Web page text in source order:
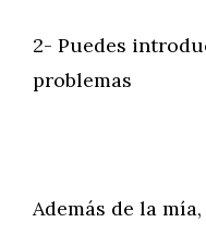
2- Puedes
problemas
Además de la